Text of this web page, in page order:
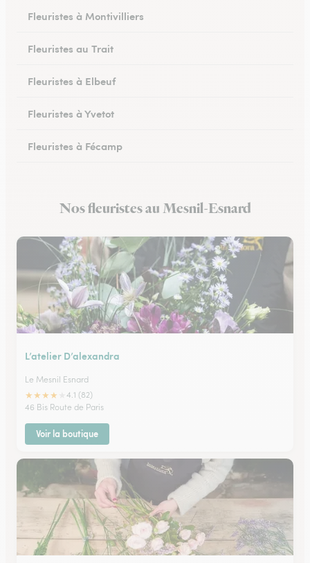
Fleuristes à Montivilliers
Fleuristes au Trait
Fleuristes à Elbeuf
Fleuristes à Yvetot
Fleuristes à Fécamp
Fleuristes à Canteleu
Nos fleuristes au Mesnil-Esnard
L’atelier D’alexandra
Le Mesnil Esnard
★★★★
4.1 (82)
46 Bis Route de Paris
Voir la boutique